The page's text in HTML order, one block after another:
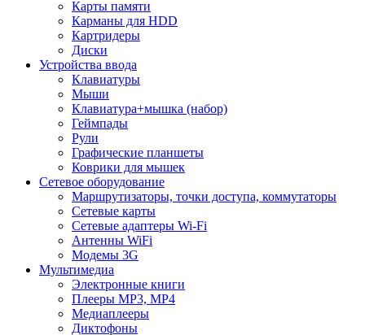
Карты памяти
Карманы для HDD
Картридеры
Диски
Устройства ввода
Клавиатуры
Мыши
Клавиатура+мышка (набор)
Геймпады
Рули
Графические планшеты
Коврики для мышек
Сетевое оборудование
Маршрутизаторы, точки доступа, коммутаторы
Сетевые карты
Сетевые адаптеры Wi-Fi
Антенны WiFi
Модемы 3G
Мультимедиа
Электронные книги
Плееры MP3, MP4
Медиаплееры
Диктофоны